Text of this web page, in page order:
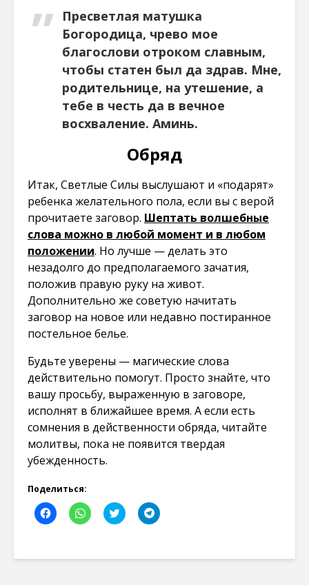
Пресветлая матушка
Богородица, чрево мое
благослови отроком славным,
чтобы статен был да здрав. Мне,
родительнице, на утешение, а
тебе в честь да в вечное
восхваление. Аминь.
Обряд
Итак, Светлые Силы выслушают и «подарят»
ребенка желательного пола, если вы с верой
прочитаете заговор. Шептать волшебные
слова можно в любой момент и в любом
положении. Но лучше — делать это
незадолго до предполагаемого зачатия,
положив правую руку на живот.
Дополнительно же советую начитать
заговор на новое или недавно постиранное
постельное белье.
Будьте уверены — магические слова
действительно помогут. Просто знайте, что
вашу просьбу, выраженную в заговоре,
исполнят в ближайшее время. А если есть
сомнения в действенности обряда, читайте
молитвы, пока не появится твердая
убежденность.
Поделиться:
Н
а
т
Н
а
т
Н
а
т
Н
а
т